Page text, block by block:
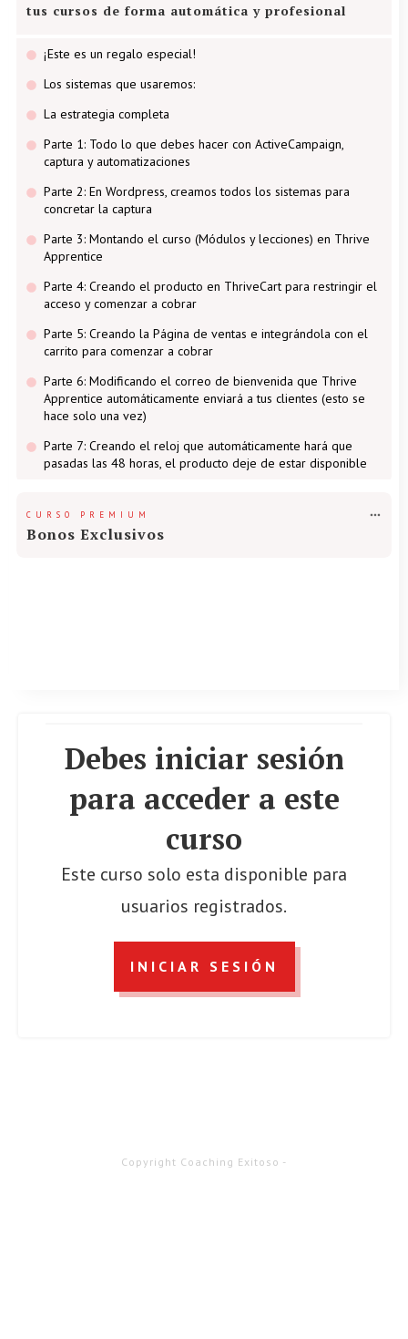
Debes iniciar sesión
para acceder a este
curso
Este curso solo esta disponible para
usuarios registrados.
INICIAR SESIÓN
tus cursos de forma automática y profesional
¡Este es un regalo especial!
Los sistemas que usaremos:
La estrategia completa
Parte 1: Todo lo que debes hacer con ActiveCampaign,
captura y automatizaciones
Parte 2: En Wordpress, creamos todos los sistemas para
concretar la captura
Parte 3: Montando el curso (Módulos y lecciones) en Thrive
Apprentice
Parte 4: Creando el producto en ThriveCart para restringir el
acceso y comenzar a cobrar
Parte 5: Creando la Página de ventas e integrándola con el
carrito para comenzar a cobrar
Parte 6: Modificando el correo de bienvenida que Thrive
Apprentice automáticamente enviará a tus clientes (esto se
hace solo una vez)
Parte 7: Creando el reloj que automáticamente hará que
pasadas las 48 horas, el producto deje de estar disponible
CURSO PREMIUM
Bonos Exclusivos
Copyright Coaching Exitoso -